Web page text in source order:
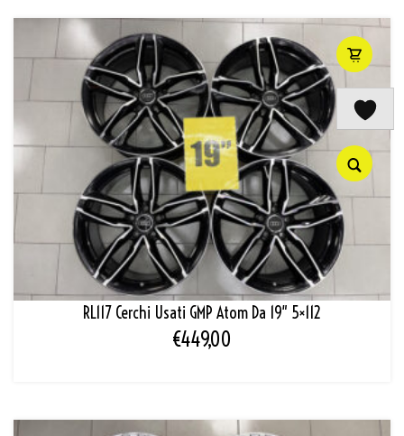
RL117 Cerchi Usati GMP Atom Da 19″ 5×112
€449,00